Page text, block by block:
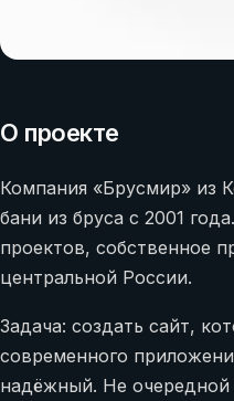
О проекте
Компания «Брусмир» из
бани из бруса с 2001
проектов, собственное
центральной России.
Задача: создать сайт,
современного
надёжный. Не